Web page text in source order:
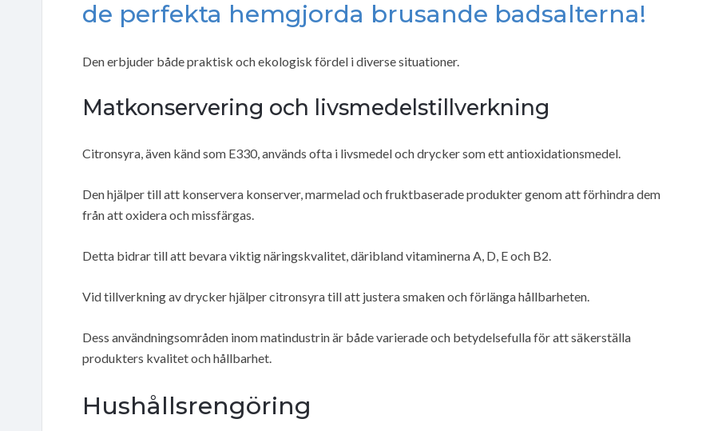
de perfekta hemgjorda brusande badsalterna!
Den erbjuder både praktisk och ekologisk fördel i diverse situationer.
Matkonservering och livsmedelstillverkning
Citronsyra, även känd som E330, används ofta i livsmedel och drycker som ett antioxidationsmedel.
Den hjälper till att konservera konserver, marmelad och fruktbaserade produkter genom att förhindra dem
från att oxidera och missfärgas.
Detta bidrar till att bevara viktig näringskvalitet, däribland vitaminerna A, D, E och B2.
Vid tillverkning av drycker hjälper citronsyra till att justera smaken och förlänga hållbarheten.
Dess användningsområden inom matindustrin är både varierade och betydelsefulla för att säkerställa
produkters kvalitet och hållbarhet.
Hushållsrengöring